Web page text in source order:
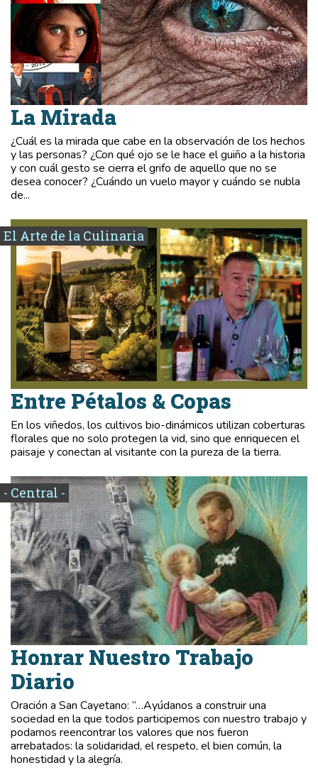
La Mirada
¿Cuál es la mirada que cabe en la observación de los hechos
y las personas? ¿Con qué ojo se le hace el guiño a la historia
y con cuál gesto se cierra el grifo de aquello que no se
desea conocer? ¿Cuándo un vuelo mayor y cuándo se nubla
de...
El Arte de la Culinaria
Entre Pétalos & Copas
En los viñedos, los cultivos bio-dinámicos utilizan coberturas
florales que no solo protegen la vid, sino que enriquecen el
paisaje y conectan al visitante con la pureza de la tierra.
- Central -
Honrar Nuestro Trabajo
Diario
Oración a San Cayetano: “…Ayúdanos a construir una
sociedad en la que todos participemos con nuestro trabajo y
podamos reencontrar los valores que nos fueron
arrebatados: la solidaridad, el respeto, el bien común, la
honestidad y la alegría.